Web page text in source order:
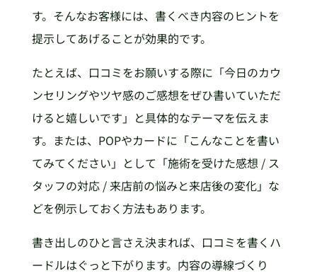
す。そんなお客様には、書くべき内容のヒントを
提示してあげることが効果的です。
たとえば、口コミをお願いする際に「今日のカウ
ンセリングやツヤ感のご感想をぜひ書いていただ
けると嬉しいです」と具体的なテーマを伝えま
す。または、POPやカードに「こんなことを書い
てみてください」として「施術を受けた感想 / ス
タッフの対応 / 来店前の悩みと来店後の変化」な
どを例示しておく方法もあります。
書き出しのひと言さえ決まれば、口コミを書くハ
ードルはぐっと下がります。内容の導線づくり